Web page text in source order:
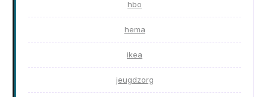
hbo
hema
ikea
jeugdzorg